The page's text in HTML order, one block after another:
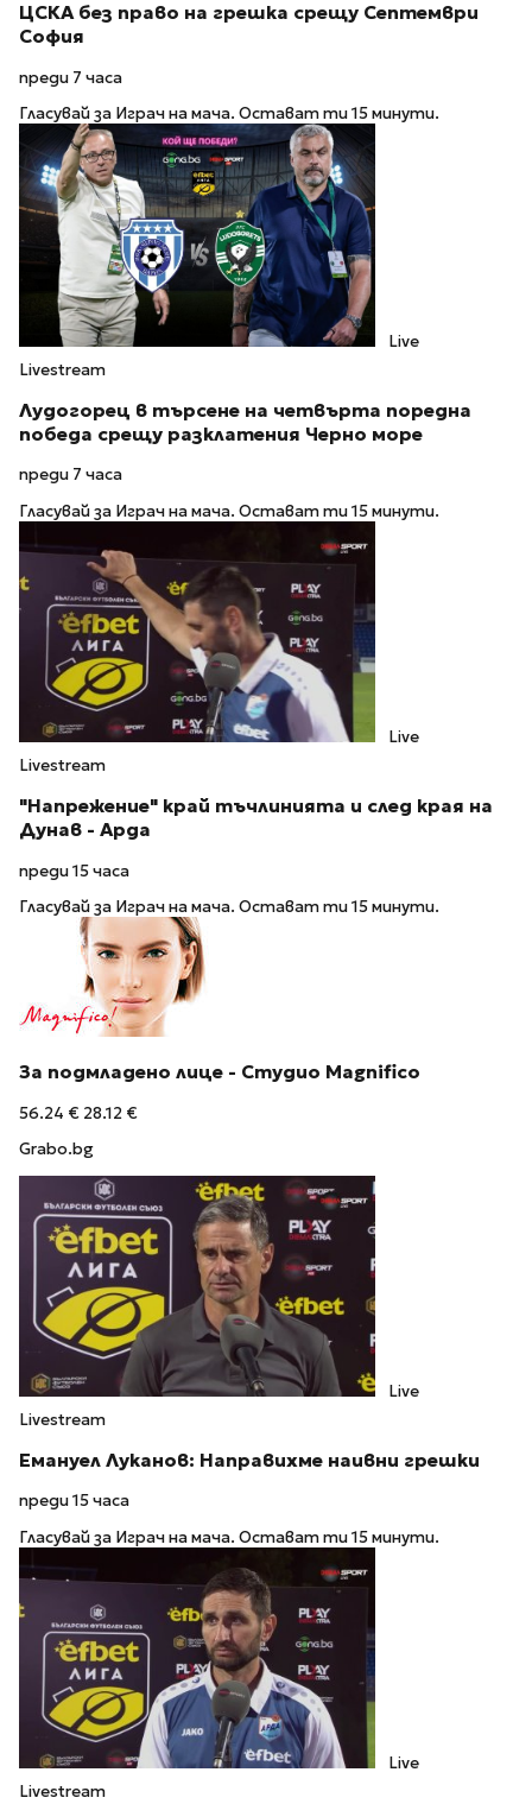
ЦСКА без право на грешка срещу Септември
София
преди 7 часа
Гласувай за Играч на мача. Остават ти 15 минути.
Live
Livestream
Лудогорец в търсене на четвърта поредна
победа срещу разклатения Черно море
преди 7 часа
Гласувай за Играч на мача. Остават ти 15 минути.
Live
Livestream
"Напрежение" край тъчлинията и след края на
Дунав - Арда
преди 15 часа
Гласувай за Играч на мача. Остават ти 15 минути.
За подмладено лице - Студио Magnifico
56.24 € 28.12 €
Grabo.bg
Live
Livestream
Емануел Луканов: Направихме наивни грешки
преди 15 часа
Гласувай за Играч на мача. Остават ти 15 минути.
Live
Livestream